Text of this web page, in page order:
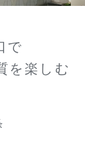
で
を楽しむ